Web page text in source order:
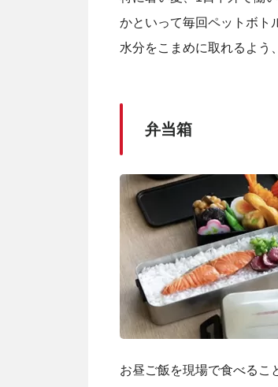
かといって毎回ペットボト
水分をこまめに取れるよう
弁当箱
お昼ご飯を現場で食べるこ